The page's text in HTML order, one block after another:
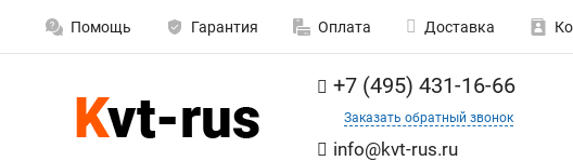
Помощь Гарантия Оплата Доставка
+7 (495) 431-16-66
Заказать обратный звонок
info@kvt-rus.ru